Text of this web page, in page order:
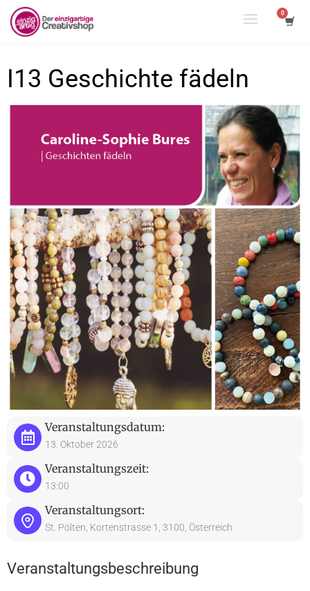
I13 Geschichte fädeln
Veranstaltungsdatum:
13. Oktober 2026
Veranstaltungszeit:
13:00
Veranstaltungsort:
St. Pölten, Kortenstrasse 1, 3100, Österreich
Veranstaltungsbeschreibung